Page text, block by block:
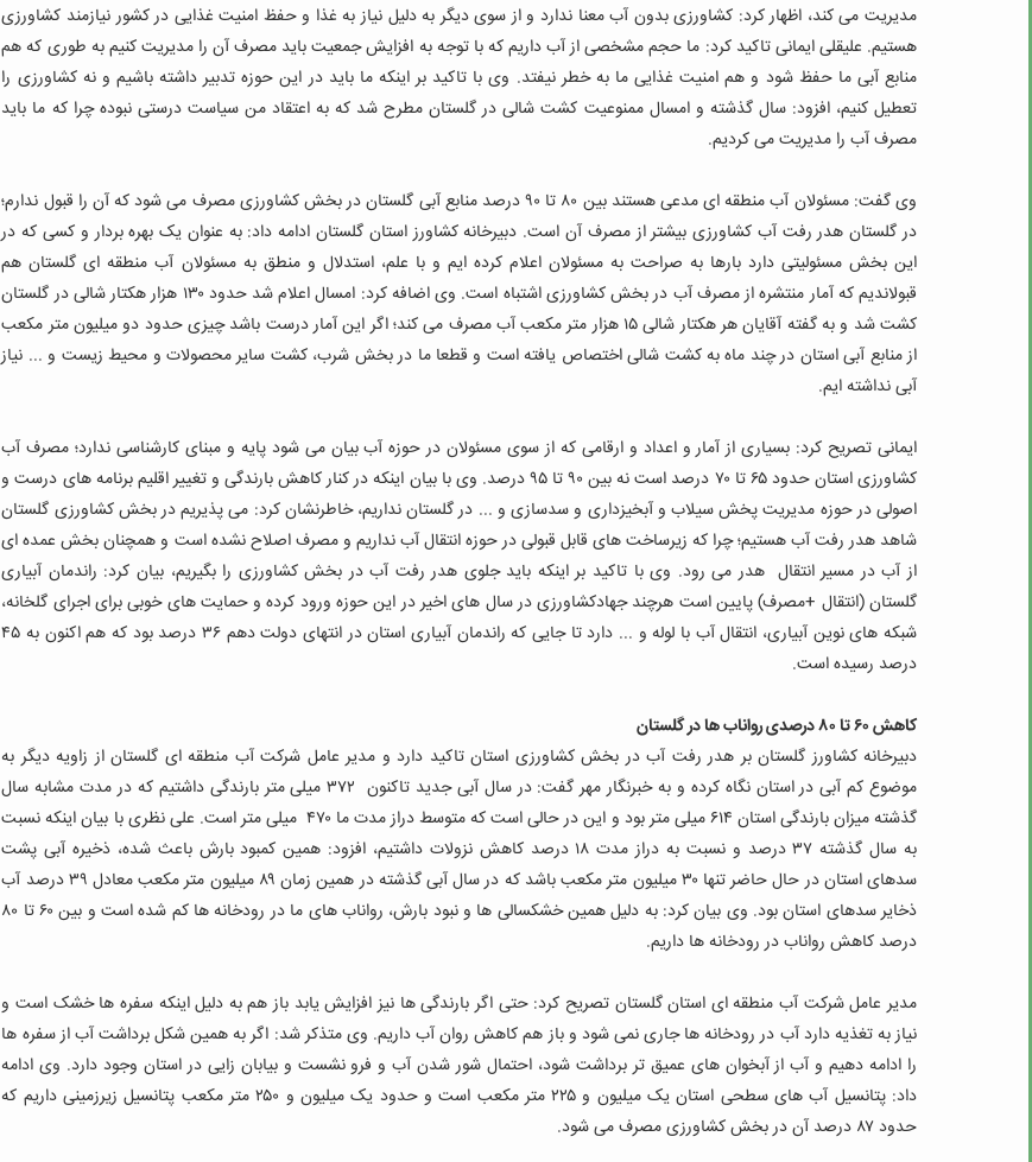
مدیریت می کند، اظهار کرد: کشاورزی بدون آب معنا ندارد و از سوی دیگر به دلیل نیاز به غذا و حفظ امنیت غذایی در کشور نیازمند کشاورزی
هستیم. علیقلی ایمانی تاکید کرد: ما حجم مشخصی از آب داریم که با توجه به افزایش جمعیت باید مصرف آن را مدیریت کنیم به طوری که هم
منابع آبی ما حفظ شود و هم امنیت غذایی ما به خطر نیفتد. وی با تاکید بر اینکه ما باید در این حوزه تدبیر داشته باشیم و نه کشاورزی را
تعطیل کنیم، افزود: سال گذشته و امسال ممنوعیت کشت شالی در گلستان مطرح شد که به اعتقاد من سیاست درستی نبوده چرا که ما باید
مصرف آب را مدیریت می کردیم.
وی گفت: مسئولان آب منطقه ای مدعی هستند بین ۸۰ تا ۹۰ درصد منابع آبی گلستان در بخش کشاورزی مصرف می شود که آن را قبول ندارم؛
در گلستان هدر رفت آب کشاورزی بیشتر از مصرف آن است. دبیرخانه کشاورز استان گلستان ادامه داد: به عنوان یک بهره بردار و کسی که در
این بخش مسئولیتی دارد بارها به صراحت به مسئولان اعلام کرده ایم و با علم، استدلال و منطق به مسئولان آب منطقه ای گلستان هم
قبولاندیم که آمار منتشره از مصرف آب در بخش کشاورزی اشتباه است.
وی اضافه کرد: امسال اعلام شد حدود ۱۳۰ هزار هکتار شالی در گلستان
کشت شد و به گفته آقایان هر هکتار شالی ۱۵ هزار متر مکعب آب مصرف می کند؛ اگر این آمار درست باشد چیزی حدود دو میلیون متر مکعب
از منابع آبی استان در چند ماه به کشت شالی اختصاص یافته است و قطعا ما در بخش شرب، کشت سایر محصولات و محیط زیست و ... نیاز
آبی نداشته ایم.
ایمانی تصریح کرد: بسیاری از آمار و اعداد و ارقامی که از سوی مسئولان در حوزه آب بیان می شود پایه و مبنای کارشناسی ندارد؛ مصرف آب
کشاورزی استان حدود ۶۵ تا ۷۰ درصد است نه بین ۹۰ تا ۹۵ درصد. وی با بیان اینکه در کنار کاهش بارندگی و تغییر اقلیم برنامه های درست و
اصولی در حوزه مدیریت پخش سیلاب و آبخیزداری و سدسازی و ... در گلستان نداریم، خاطرنشان کرد: می پذیریم در بخش کشاورزی گلستان
شاهد هدر رفت آب هستیم؛ چرا که زیرساخت های قابل قبولی در حوزه انتقال آب نداریم و مصرف اصلاح نشده است و همچنان بخش عمده ای
از آب در مسیر انتقال هدر می رود. وی با تاکید بر اینکه باید جلوی هدر رفت آب در بخش کشاورزی را بگیریم، بیان کرد: راندمان آبیاری
گلستان (انتقال +مصرف) پایین است هرچند جهادکشاورزی در سال های اخیر در این حوزه ورود کرده و حمایت های خوبی برای اجرای گلخانه،
شبکه های نوین آبیاری، انتقال آب با لوله و ... دارد تا جایی که راندمان آبیاری استان در انتهای دولت دهم ۳۶ درصد بود که هم اکنون به ۴۵
درصد رسیده است.
کاهش ۶۰ تا ۸۰ درصدی رواناب ها در گلستان
دبیرخانه کشاورز گلستان بر هدر رفت آب در بخش کشاورزی استان تاکید دارد و مدیر عامل شرکت آب منطقه ای گلستان از زاویه دیگر به
موضوع کم آبی در استان نگاه کرده و به خبرنگار مهر گفت: در سال آبی جدید تاکنون ۳۷۲ میلی متر بارندگی داشتیم که در مدت مشابه سال
گذشته میزان بارندگی استان ۶۱۴ میلی متر بود و این در حالی است که متوسط دراز مدت ما ۴۷۰ میلی متر است. علی نظری با بیان اینکه نسبت
به سال گذشته ۳۷ درصد و نسبت به دراز مدت ۱۸ درصد کاهش نزولات داشتیم، افزود: همین کمبود بارش باعث شده، ذخیره آبی پشت
سدهای استان در حال حاضر تنها ۳۰ میلیون متر مکعب باشد که در سال آبی گذشته در همین زمان ۸۹ میلیون متر مکعب معادل ۳۹ درصد آب
ذخایر سدهای استان بود.
وی بیان کرد: به دلیل همین خشکسالی ها و نبود بارش، رواناب های ما در رودخانه ها کم شده است و بین ۶۰ تا ۸۰
درصد کاهش رواناب در رودخانه ها داریم.
مدیر عامل شرکت آب منطقه ای استان گلستان تصریح کرد: حتی اگر بارندگی ها نیز افزایش یابد باز هم به دلیل اینکه سفره ها خشک است و
نیاز به تغذیه دارد آب در رودخانه ها جاری نمی شود و باز هم کاهش روان آب داریم. وی متذکر شد: اگر به همین شکل برداشت آب از سفره ها
را ادامه دهیم و آب از آبخوان های عمیق تر برداشت شود، احتمال شور شدن آب و فرو نشست و بیابان زایی در استان وجود دارد. وی ادامه
داد: پتانسیل آب های سطحی استان یک میلیون و ۲۲۵ متر مکعب است و حدود یک میلیون و ۲۵۰ متر مکعب پتانسیل زیرزمینی داریم که
حدود ۸۷ درصد آن در بخش کشاورزی مصرف می شود.